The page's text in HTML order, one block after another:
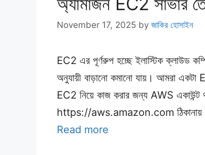
November 17, 2025 by জাকির হোসাইন
EC2 এর পূর্ণরুপ হচ্ছে ইলাস্টিক ক্লাউড
অনুযায়ী বাড়ানো কমানো যায়। আমরা একটা
EC2 নিয়ে কাজ করার জন্য AWS একাউন্ট
https://aws.amazon.com ঠিকানায়।
Read more